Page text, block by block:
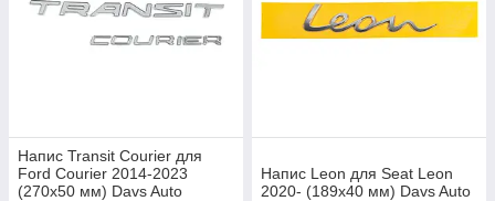
Напис Transit Courier для
Ford Courier 2014-2023
(270х50 мм) Davs Auto
Напис Leon для Seat Leon
2020- (189х40 мм) Davs Auto